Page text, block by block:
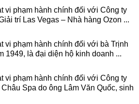
vi phạm hành chính đối với Công ty
trí Las Vegas – Nhà hàng Ozon ...
vi phạm hành chính đối với bà Trịnh
1949, là đại diện hộ kinh doanh ...
vi phạm hành chính đối với Công ty
Spa do ông Lâm Văn Quốc, sinh